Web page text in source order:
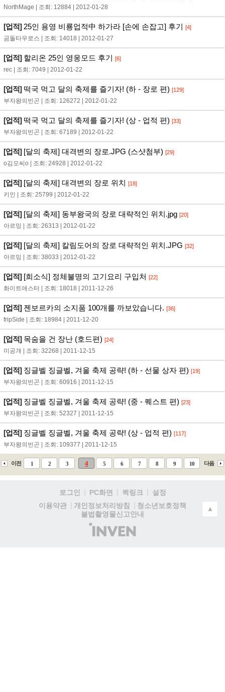
NorthMage | 조회: 12884 | 2012-01-28
[업적]25인 용영 비룡업적中 하가라 [손에 손잡고] 후기 [4]
곰돌타우로스 | 조회: 14018 | 2012-01-27
[업적]할리온 25인 영웅모드 후기 [6]
rec | 조회: 7049 | 2012-01-22
[업적]떡국 먹고 달의 축제를 즐기자! (하 - 장로 편) [129]
부자왕의빈곤 | 조회: 126272 | 2012-01-22
[업적]떡국 먹고 달의 축제를 즐기자! (상 - 업적 편) [33]
부자왕의빈곤 | 조회: 67189 | 2012-01-22
[업적][달의 축제] 대격변의 장로.JPG (스샷첨부) [29]
o김모씨o | 조회: 24928 | 2012-01-22
[업적][달의 축제] 대격변의 장로 위치 [18]
키인 | 조회: 25799 | 2012-01-22
[업적][달의 축제] 동부왕국의 장로 대략적인 위치.jpg [20]
아르밍 | 조회: 26313 | 2012-01-22
[업적][달의 축제] 칼림도어의 장로 대략적인 위치.JPG [32]
아르밍 | 조회: 38033 | 2012-01-22
[업적][희소식] 정체불명의 고기요리 구입처 [22]
화이트애스터 | 조회: 18018 | 2011-12-26
[업적]젠보르카의 소지품 100개를 까보았습니다. [36]
fripSide | 조회: 18984 | 2011-12-20
[업적]목숨을 건 장난 (호드편) [24]
미공개 | 조회: 32268 | 2011-12-15
[업적]징글벨 징글벨, 겨울 축제 공략! (하 - 선물 상자 편) [19]
부자왕의빈곤 | 조회: 60916 | 2011-12-15
[업적]징글벨 징글벨, 겨울 축제 공략! (중 - 퀘스트 편) [23]
부자왕의빈곤 | 조회: 52327 | 2011-12-15
[업적]징글벨 징글벨, 겨울 축제 공략! (상 - 업적 편) [117]
부자왕의빈곤 | 조회: 109377 | 2011-12-15
이전 1 2 3 4 5 6 7 8 9 10 다음
로그인 PC화면 퀵링크
설정
이용약관
개인정보처리방침
청소년보호정책
불법촬영물신고안내
(주)
인
▲